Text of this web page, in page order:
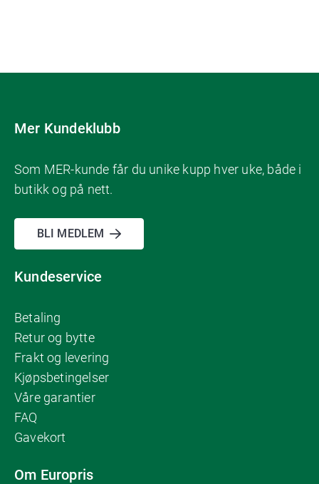
Mer Kundeklubb
Som MER-kunde får du unike kupp hver uke, både i
butikk og på nett.
BLI MEDLEM
Kundeservice
Betaling
Retur og bytte
Frakt og levering
Kjøpsbetingelser
Våre garantier
FAQ
Gavekort
Om Europris